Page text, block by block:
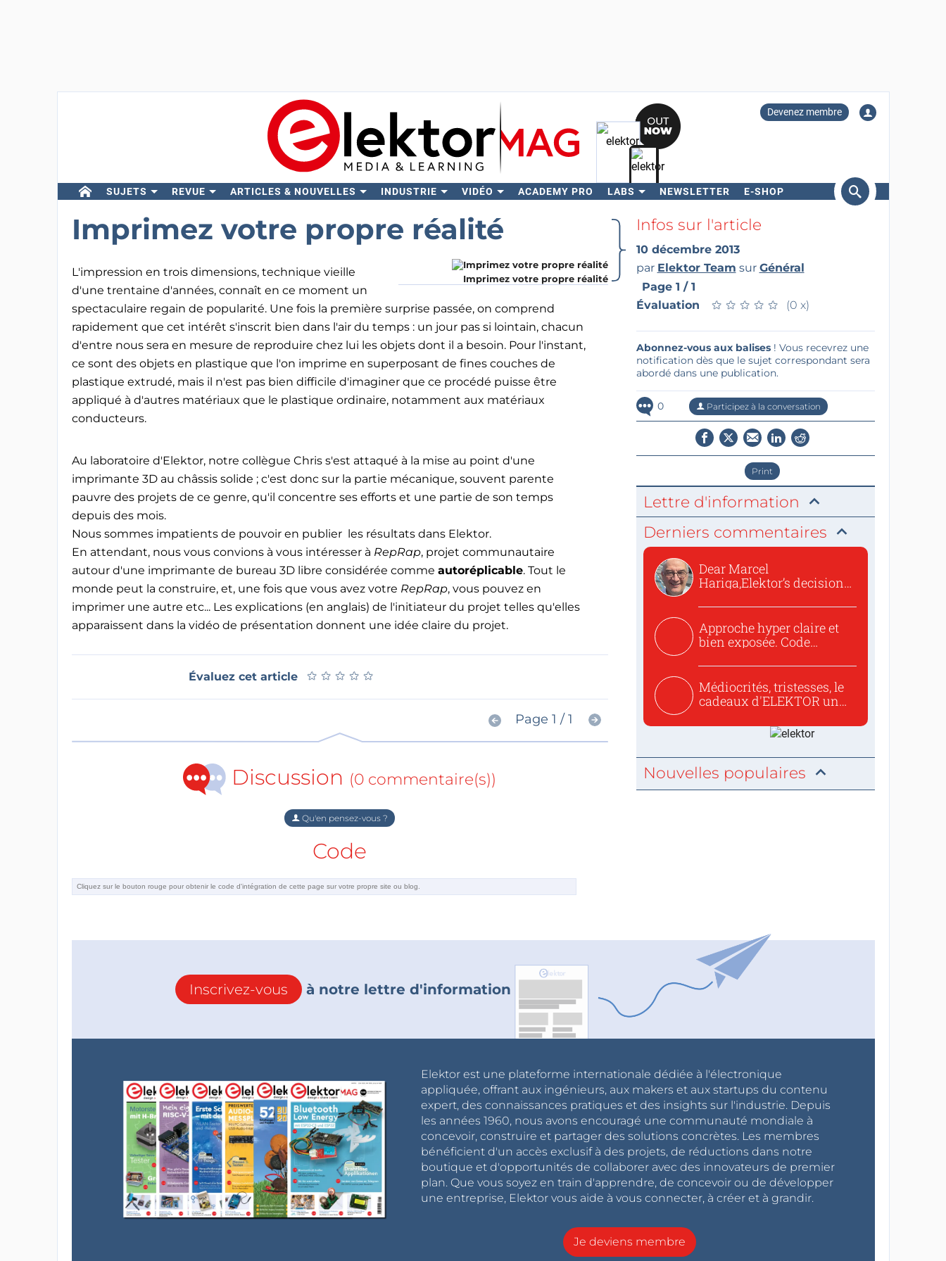
Devenez membre
SUJETS REVUE ARTICLES & NOUVELLES INDUSTRIE VIDÉO ACADEMY PRO LABS NEWSLETTER E-SHOP
Rechercher
Imprimez votre propre réalité
Imprimez votre propre réalité
L'impression en trois dimensions, technique vieille
d'une trentaine d'années, connaît en ce moment un
spectaculaire regain de popularité. Une fois la première surprise passée, on comprend
rapidement que cet intérêt s'inscrit bien dans l'air du temps : un jour pas si lointain, chacun
d'entre nous sera en mesure de reproduire chez lui les objets dont il a besoin. Pour l'instant,
ce sont des objets en plastique que l'on imprime en superposant de fines couches de
plastique extrudé, mais il n'est pas bien difficile d'imaginer que ce procédé puisse être
appliqué à d'autres matériaux que le plastique ordinaire, notamment aux matériaux
conducteurs.
Au laboratoire d'Elektor, notre collègue Chris s'est attaqué à la mise au point d'une
imprimante 3D au châssis solide ; c'est donc sur la partie mécanique, souvent parente
pauvre des projets de ce genre, qu'il concentre ses efforts et une partie de son temps
depuis des mois.
Nous sommes impatients de pouvoir en publier les résultats dans Elektor.
En attendant, nous vous convions à vous intéresser à RepRap, projet communautaire
autour d'une imprimante de bureau 3D libre considérée comme autoréplicable. Tout le
monde peut la construire, et, une fois que vous avez votre RepRap, vous pouvez en
imprimer une autre etc... Les explications (en anglais) de l'initiateur du projet telles qu'elles
apparaissent dans la vidéo de présentation donnent une idée claire du projet.
Évaluez cet article ★ ★ ★ ★ ★
★ ★ ★ ★ ★
Page 1 / 1
Discussion (0 commentaire(s))
Qu'en pensez-vous ?
Code
Infos sur l'article
10 décembre 2013
par Elektor Team sur Général
Page 1 / 1
Évaluation
★ ★ ★ ★ ★
★ ★ ★ ★ ★ (0 x)
Abonnez-vous aux balises! Vous recevrez une
notification dès que le sujet correspondant sera
abordé dans une publication.
0 Participez à la conversation
Print
Lettre d'information
Derniers commentaires
Dear Marcel
Hariga,Elektor’s decision
Approche hyper claire et
bien exposée. Code
Médiocrités, tristesses, le
cadeaux d'ELEKTOR un
Nouvelles populaires
Inscrivez-vous à notre lettre d'information
Elektor est une plateforme internationale dédiée à l'électronique
appliquée, offrant aux ingénieurs, aux makers et aux startups du contenu
expert, des connaissances pratiques et des insights sur l'industrie. Depuis
les années 1960, nous avons encouragé une communauté mondiale à
concevoir, construire et partager des solutions concrètes. Les membres
bénéficient d'un accès exclusif à des projets, de réductions dans notre
boutique et d'opportunités de collaborer avec des innovateurs de premier
plan. Que vous soyez en train d'apprendre, de concevoir ou de développer
une entreprise, Elektor vous aide à vous connecter, à créer et à grandir.
Je deviens membre